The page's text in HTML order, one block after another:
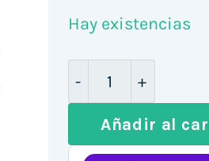
Hay existencias
HP EliteDesk 800
Añadir al